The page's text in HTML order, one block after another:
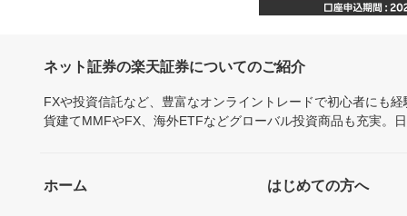
ネット証券の楽天証券についてのご紹介
FXや投資信託など、豊富なオンライントレードで初心者にも
貨建てMMFやFX、海外ETFなどグローバル投資商品も充実。
ホーム はじめての方へ